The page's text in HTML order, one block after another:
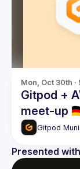
Mon, Oct 30th ·
Gitpod +
meet-up
Gitpod
Presented